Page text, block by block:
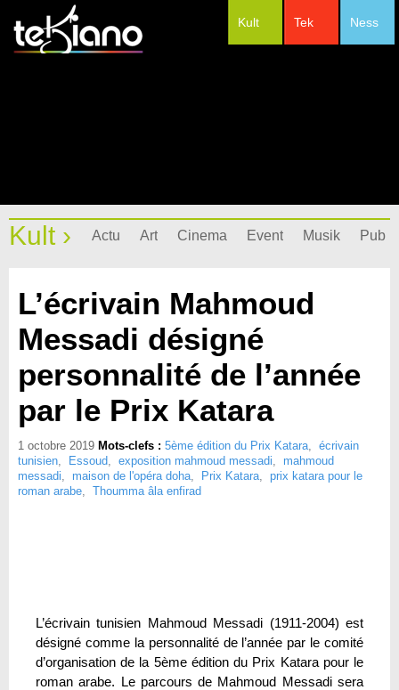
Ness
Tek
Kult
Kult › Actu Art Cinema Event Musik Pub
L’écrivain Mahmoud
Messadi désigné
personnalité de l’année
par le Prix Katara
1 octobre 2019 Mots-clefs : 5ème édition du Prix Katara, écrivain
tunisien, Essoud, exposition mahmoud messadi, mahmoud
messadi, maison de l'opéra doha, Prix Katara, prix katara pour le
roman arabe, Thoumma âla enfirad
L’écrivain tunisien Mahmoud Messadi (1911-2004) est
désigné comme la personnalité de l’année par le comité
d’organisation de la 5ème édition du Prix Katara pour le
roman arabe. Le parcours de Mahmoud Messadi sera